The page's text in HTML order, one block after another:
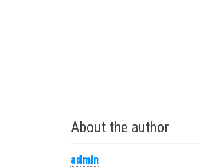
About the author
admin